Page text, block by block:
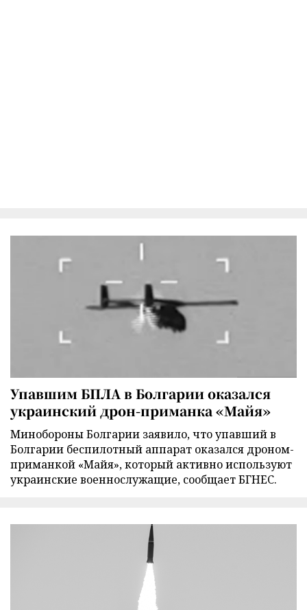
Упавшим БПЛА в Болгарии оказался
украинский дрон-приманка «Майя»
Минобороны Болгарии заявило, что упавший в
Болгарии беспилотный аппарат оказался дроном-
приманкой «Майя», который активно используют
украинские военнослужащие, сообщает БГНЕС.